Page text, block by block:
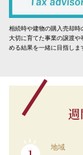
相続時や建物の購入売却時
大切に育てた事業の譲渡
める結果を一緒に目指しま
地域